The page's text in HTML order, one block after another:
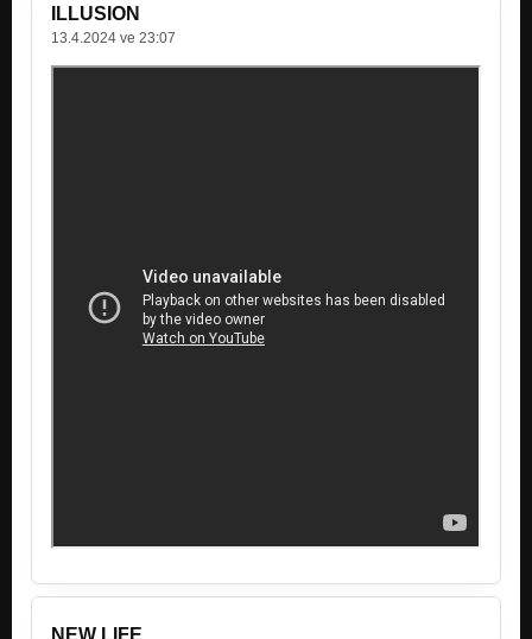
ILLUSION
13.4.2024 ve 23:07
NEW LIFE